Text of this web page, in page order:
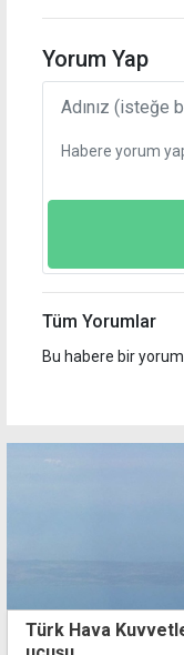
Yorum Yap
Tüm Yorumlar
Bu habere bir yorum
Türk Hava